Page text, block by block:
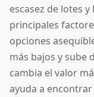
escasez de lotes
principales
opciones
más bajos y sube
cambia el valor
ayuda a